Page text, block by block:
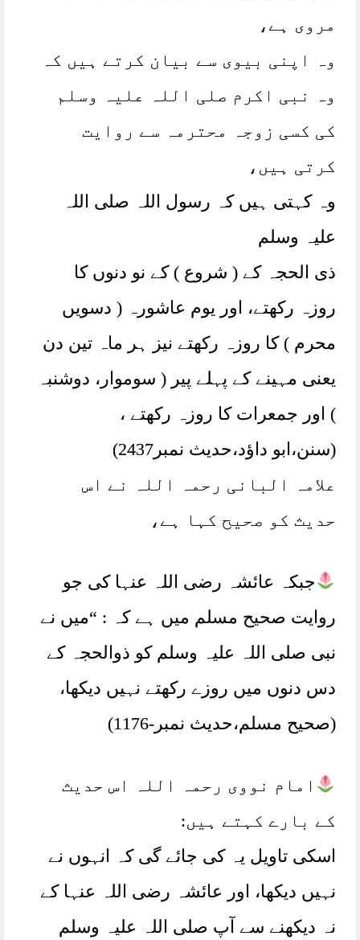
مروی ہے،
وہ اپنی بیوی سے بیان کرتے ہیں کہ
وہ نبی اکرم صلی اللہ علیہ وسلم
کی کسی زوجہ محترمہ سے روایت
کرتی ہیں،
وہ کہتی ہیں کہ رسول اللہ صلی اللہ
علیہ وسلم
ذی الحجہ کے ( شروع ) کے نو دنوں کا
روزہ رکھتے، اور یوم عاشورہ ( دسویں
محرم ) کا روزہ رکھتے نیز ہر ماہ تین دن
یعنی مہینے کے پہلے پیر ( سوموار، دوشنبہ
) اور جمعرات کا روزہ رکھتے ،
(سنن،ابو داؤد،حدیث نمبر2437)
علامہ البانی رحمہ اللہ نے اس
حدیث کو صحیح کہا ہے،
جبکہ عائشہ رضی اللہ عنہا کی جو
روایت صحیح مسلم میں ہے کہ : “میں نے
نبی صلی اللہ علیہ وسلم کو ذوالحجہ کے
دس دنوں میں روزے رکھتے نہیں دیکھا،
(صحیح مسلم،حدیث نمبر-1176)
امام نووی رحمہ اللہ اس حدیث
کے بارے کہتے ہیں:
اسکی تاویل یہ کی جائے گی کہ انہوں نے
نہیں دیکھا، اور عائشہ رضی اللہ عنہا کے
نہ دیکھنے سے آپ صلی اللہ علیہ وسلم